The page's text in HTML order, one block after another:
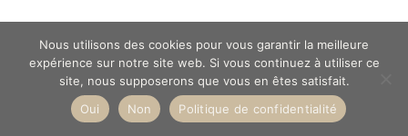
Nous utilisons des cookies pour vous garantir la meilleure
expérience sur notre site web. Si vous continuez à utiliser ce
site, nous supposerons que vous en êtes satisfait.
Oui
Non Politique de confidentialité